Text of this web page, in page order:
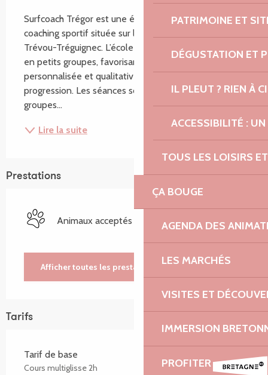
PATRIMOINE ET
DÉGUSTATION ET
IL PLEUT ? RIEN À
ACCESSIBILITÉ :
TOUS LES LOISIRS
ÇA BOUGE
AGENDA DES
LES MARCHÉS
VISITES ET
IMMERSION
PROFITER
Surfcoach Trégor est une école de surf et de
coaching sportif située sur la plage de Trestel, à
Trévou-Tréguignec. L’école propose des cours de surf
en petits groupes, favorisant une approche
personnalisée et qualitative, de la découverte à la
progression. Les séances sont organisées en
groupes...
Lire la suite
Prestations
Animaux acceptés
Afficher toutes les prestations
Tarifs
Tarif de base
Cours multiglisse 2h